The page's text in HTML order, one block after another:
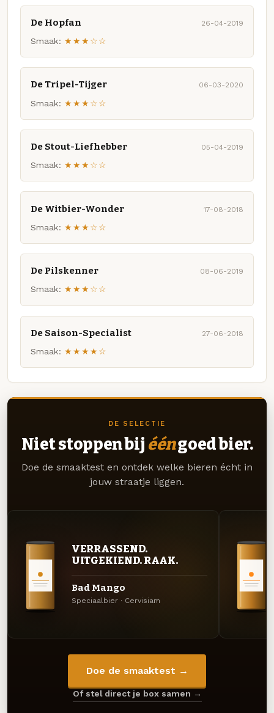
De Hopfan 26-04-2019
Smaak: ★★★☆☆
De Tripel-Tijger 06-03-2020
Smaak: ★★★☆☆
De Stout-Liefhebber 05-04-2019
Smaak: ★★★☆☆
De Witbier-Wonder 17-08-2018
Smaak: ★★★☆☆
De Pilskenner 08-06-2019
Smaak: ★★★☆☆
De Saison-Specialist 27-06-2018
Smaak: ★★★★☆
DE SELECTIE
Niet stoppen bij ééngoed bier.
Doe de smaaktest en ontdek welke bieren écht in
jouw straatje liggen.
VERRASSEND.
UITGEKIEND. RAAK.
Bad Mango
Speciaalbier · Cervisiam
Doe de smaaktest →
Of stel direct je box samen →